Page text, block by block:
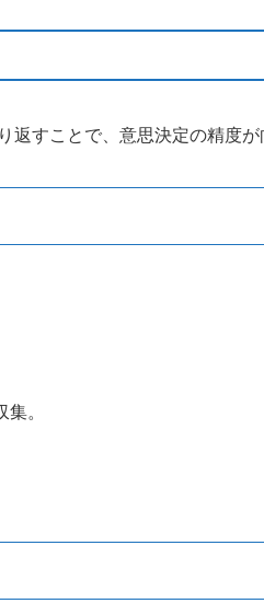
返すことで、意思決定の精度
。